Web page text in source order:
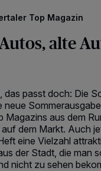
Top Magazin
alte
das passt doch: Die
neue
Magazins aus dem
dem Markt. Auch
eine Vielzahl
der Stadt, die man
nicht zu sehen